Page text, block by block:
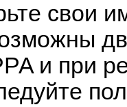
свои
и при